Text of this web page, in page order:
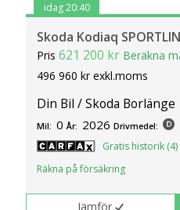
idag 20:40
Skoda Kodiaq
Pris621 200 kr Beräkna
496 960 kr exkl.moms
Din Bil / Skoda Borlänge
Mil: 0 År: 2026 Drivmedel:
Gratis historik (4)
Räkna på försäkring
Jämför